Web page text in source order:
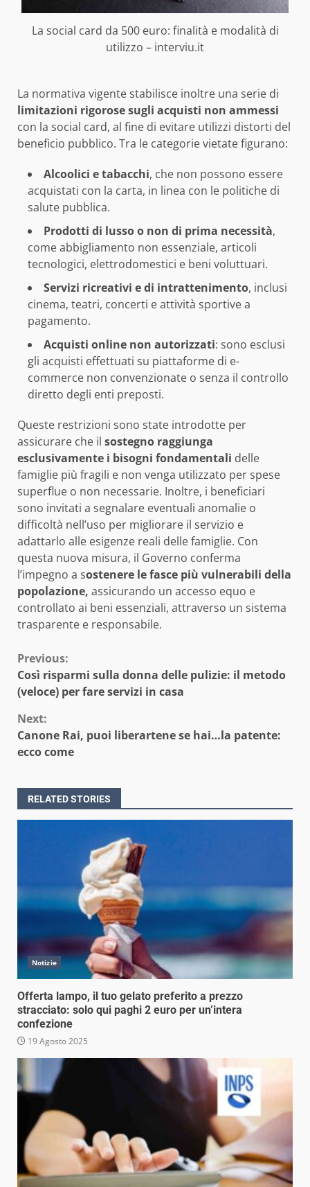
La social card da 500 euro: finalità e modalità di
utilizzo – interviu.it
La normativa vigente stabilisce inoltre una serie di
limitazioni rigorose sugli acquisti non ammessi
con la social card, al fine di evitare utilizzi distorti del
beneficio pubblico. Tra le categorie vietate figurano:
Alcoolici e tabacchi, che non possono essere
acquistati con la carta, in linea con le politiche di
salute pubblica.
Prodotti di lusso o non di prima necessità,
come abbigliamento non essenziale, articoli
tecnologici, elettrodomestici e beni voluttuari.
Servizi ricreativi e di intrattenimento, inclusi
cinema, teatri, concerti e attività sportive a
pagamento.
Acquisti online non autorizzati: sono esclusi
gli acquisti effettuati su piattaforme di e-
commerce non convenzionate o senza il controllo
diretto degli enti preposti.
Queste restrizioni sono state introdotte per
assicurare che il sostegno raggiunga
esclusivamente i bisogni fondamentali delle
famiglie più fragili e non venga utilizzato per spese
superflue o non necessarie. Inoltre, i beneficiari
sono invitati a segnalare eventuali anomalie o
difficoltà nell’uso per migliorare il servizio e
adattarlo alle esigenze reali delle famiglie. Con
questa nuova misura, il Governo conferma
l’impegno a sostenere le fasce più vulnerabili della
popolazione, assicurando un accesso equo e
controllato ai beni essenziali, attraverso un sistema
trasparente e responsabile.
Continue
Reading
Previous:
Così risparmi sulla donna delle pulizie: il metodo
(veloce) per fare servizi in casa
Next:
Canone Rai, puoi liberartene se hai…la patente:
ecco come
RELATED STORIES
Notizie
Offerta lampo, il tuo gelato preferito a prezzo
stracciato: solo qui paghi 2 euro per un’intera
confezione
19 Agosto 2025